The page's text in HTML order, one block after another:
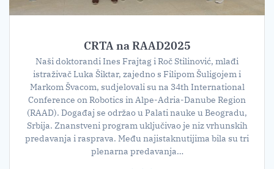
CRTA na RAAD2025
Naši doktorandi Ines Frajtag i Roč Stilinović, mlađi
istraživač Luka Šiktar, zajedno s Filipom Šuligojem i
Markom Švacom, sudjelovali su na 34th International
Conference on Robotics in Alpe-Adria-Danube Region
(RAAD). Događaj se održao u Palati nauke u Beogradu,
Srbija. Znanstveni program uključivao je niz vrhunskih
predavanja i rasprava. Među najistaknutijima bila su tri
plenarna predavanja…